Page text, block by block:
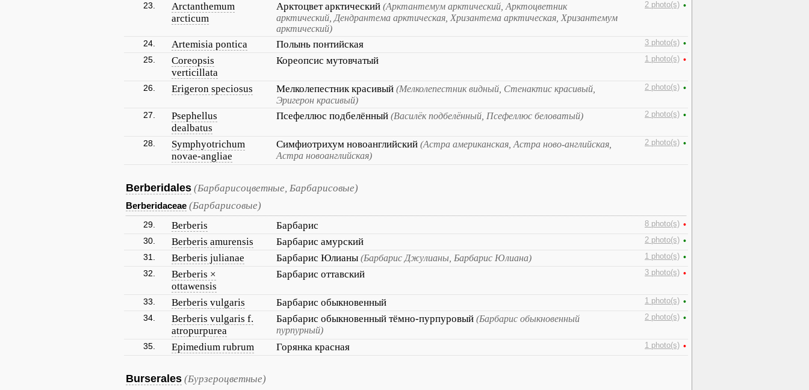
23.
Arctanthemum
arcticum
Арктоцвет арктический (Арктантемум арктический, Арктоцветник
арктический, Дендрантема арктическая, Хризантема арктическая, Хризантемум
арктический)
2 photo(s) •
24. Artemisia pontica Полынь понтийская 3 photo(s) •
25.
Coreopsis
verticillata
Кореопсис мутовчатый 1 photo(s) •
26. Erigeron speciosus Мелколепестник красивый (Мелколепестник видный, Стенактис красивый,
Эригерон красивый)
2 photo(s) •
27.
Psephellus
dealbatus
Псефеллюс подбелённый (Василёк подбелённый, Псефеллюс беловатый) 2 photo(s) •
28.
Symphyotrichum
novae-angliae
Симфиотрихум новоанглийский (Астра американская, Астра ново-английская,
Астра новоанглийская)
2 photo(s) •
Berberidales (Барбарисоцветные, Барбарисовые)
Berberidaceae (Барбарисовые)
29. Berberis Барбарис 8 photo(s) •
30.
Berberis amurensis Барбарис амурский 2 photo(s) •
31.
Berberis julianae Барбарис Юлианы (Барбарис Джулианы, Барбарис Юлиана) 1 photo(s) •
32.
Berberis ×
ottawensis
Барбарис оттавский 3 photo(s) •
33. Berberis vulgaris Барбарис обыкновенный 1 photo(s) •
34.
Berberis vulgaris f.
atropurpurea
Барбарис обыкновенный тёмно-пурпуровый (Барбарис обыкновенный
пурпурный)
2 photo(s) •
35. Epimedium rubrum Горянка красная 1 photo(s) •
Burserales (Бурзероцветные)